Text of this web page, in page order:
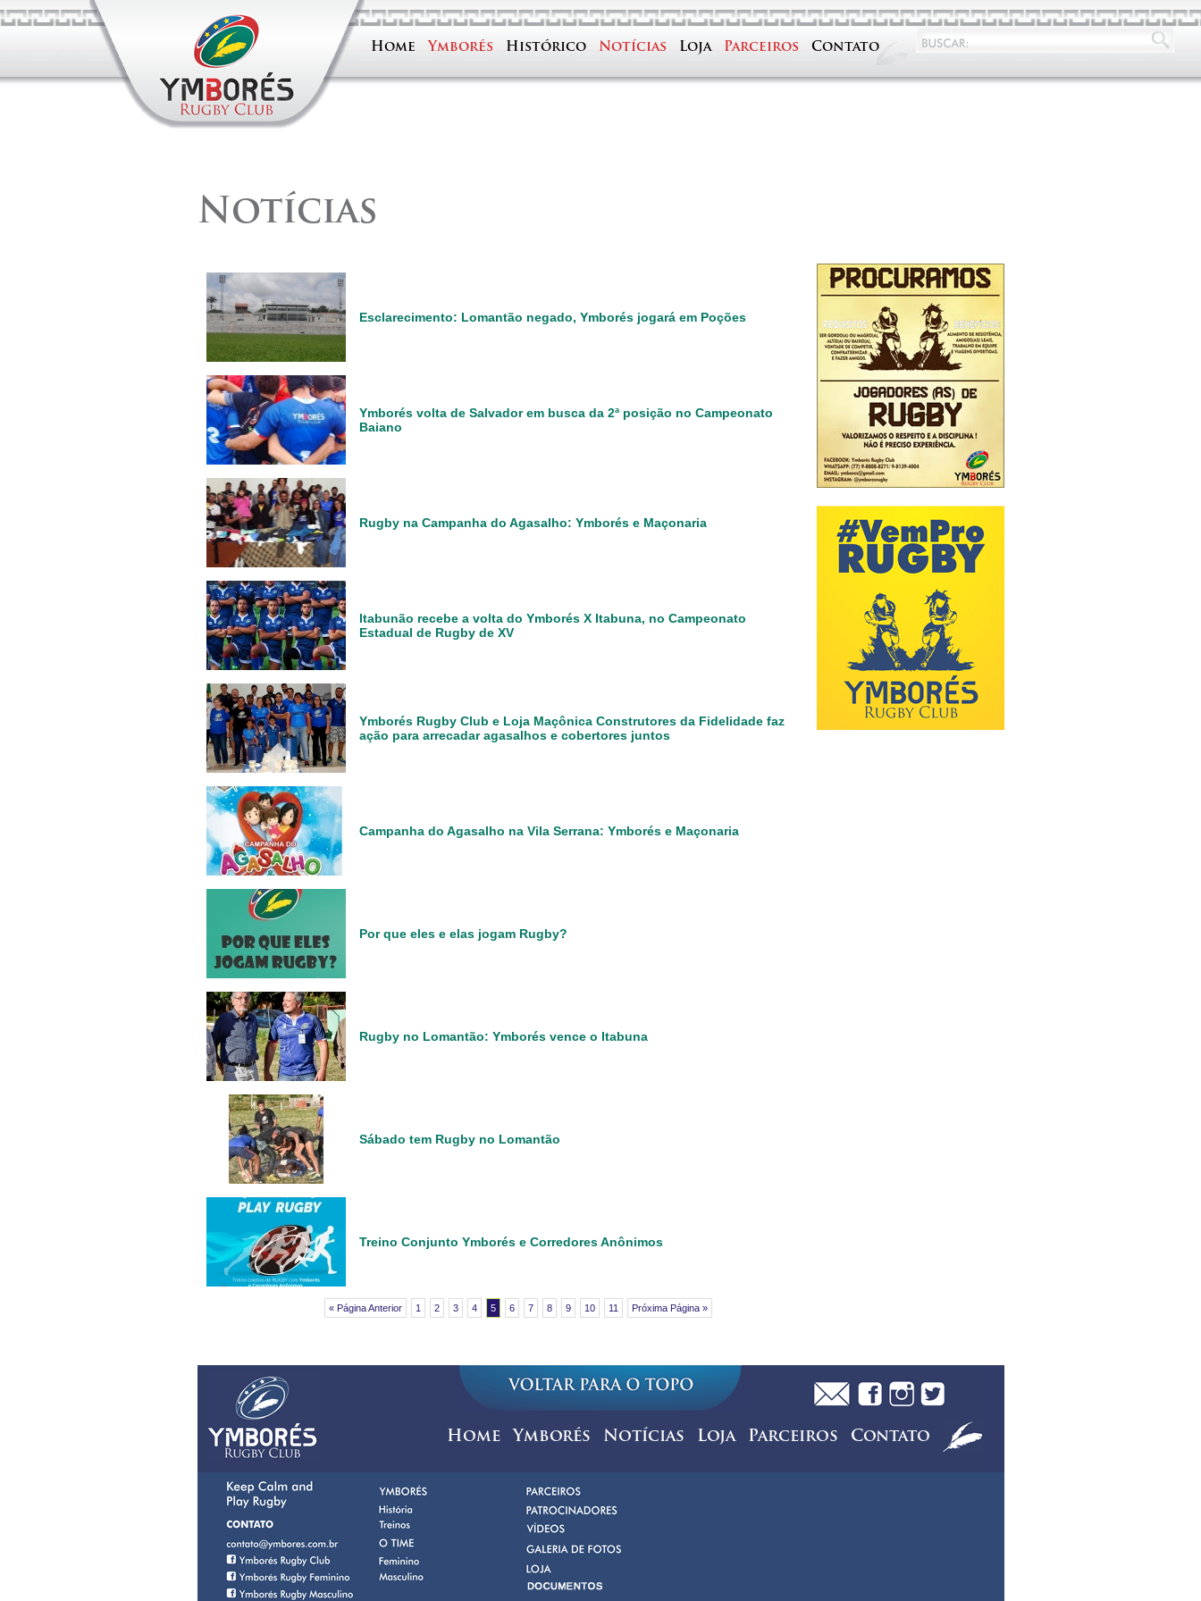
Home Ymborés Histórico Notícias Loja Parceiros Contato
Notícias
Esclarecimento: Lomantão negado, Ymborés jogará em Poções
Ymborés volta de Salvador em busca da 2ª posição no Campeonato
Baiano
Rugby na Campanha do Agasalho: Ymborés e Maçonaria
Itabunão recebe a volta do Ymborés X Itabuna, no Campeonato
Estadual de Rugby de XV
Ymborés Rugby Club e Loja Maçônica Construtores da Fidelidade faz
ação para arrecadar agasalhos e cobertores juntos
Campanha do Agasalho na Vila Serrana: Ymborés e Maçonaria
Por que eles e elas jogam Rugby?
Rugby no Lomantão: Ymborés vence o Itabuna
Sábado tem Rugby no Lomantão
Treino Conjunto Ymborés e Corredores Anônimos
« Página Anterior 1 2 3 4 5 6 7 8 9 10 11 Próxima Página »
Home Ymborés Notícias Loja Parceiros Contato